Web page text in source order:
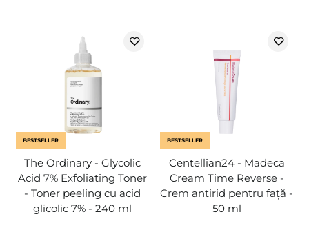
BESTSELLER
The Ordinary - Glycolic
Acid 7% Exfoliating Toner
- Toner peeling cu acid
glicolic 7% - 240 ml
BESTSELLER
Centellian24 - Madeca
Cream Time Reverse -
Crem antirid pentru față -
50 ml